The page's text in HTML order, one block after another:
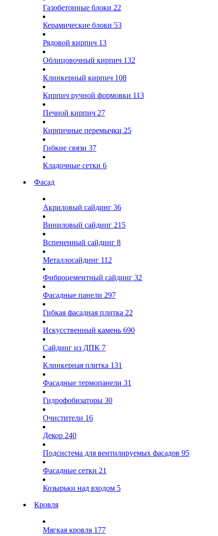
Газобетонные блоки 22
Керамические блоки 53
Рядовой кирпич 13
Облицовочный кирпич 132
Клинкерный кирпич 108
Кирпич ручной формовки 113
Печной кирпич 27
Кирпичные перемычки 25
Гибкие связи 37
Кладочные сетки 6
Фасад
Акриловый сайдинг 36
Виниловый сайдинг 215
Вспененный сайдинг 8
Металлосайдинг 112
Фиброцементный сайдинг 32
Фасадные панели 297
Гибкая фасадная плитка 22
Искусственный камень 690
Сайдинг из ДПК 7
Клинкерная плитка 131
Фасадные термопанели 31
Гидрофобизаторы 30
Очистители 16
Декор 240
Подсистема для вентилируемых фасадов 95
Фасадные сетки 21
Козырьки над входом 5
Кровля
Мягкая кровля 177